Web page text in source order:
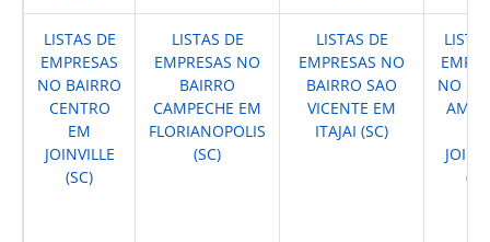
LISTAS DE
EMPRESAS
NO BAIRRO
CENTRO
EM
JOINVILLE
(SC)
LISTAS DE
EMPRESAS NO
BAIRRO
CAMPECHE EM
FLORIANOPOLIS
(SC)
LISTAS DE
EMPRESAS NO
BAIRRO SAO
VICENTE EM
ITAJAI (SC)
NO